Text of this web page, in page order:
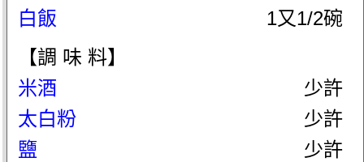
白飯
1又1/2碗
【調 味 料】
米酒
少許
太白粉
少許
鹽
少許